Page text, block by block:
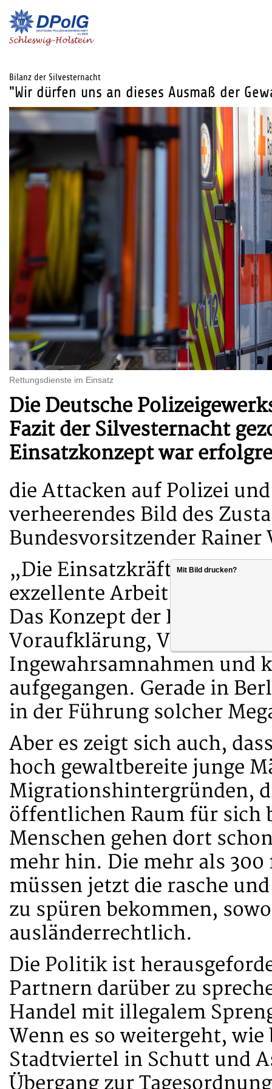
Bilanz der Silvesternacht
"Wir dürfen uns an dieses Ausmaß der
Rettungsdienste im Einsatz
Die Deutsche
Fazit der Silvesternacht
Einsatzkonzept war
die Attacken auf Polizei
verheerendes Bild des
Bundesvorsitzender
„Die Einsatzkräfte von
exzellente Arbeit geleistet,
Das Konzept der
Voraufklärung,
Ingewahrsamnahmen und
aufgegangen. Gerade in
in der Führung solcher
Aber es zeigt sich auch,
hoch gewaltbereite junge
Migrationshintergründen,
öffentlichen Raum für sich
Menschen gehen dort
mehr hin. Die mehr als
müssen jetzt die rasche
zu spüren bekommen,
ausländerrechtlich.
Die Politik ist
Partnern darüber zu
Handel mit illegalem
Wenn es so weitergeht,
Stadtviertel in Schutt und
Übergang zur
Mit Bild drucken?